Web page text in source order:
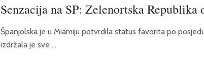
Senzacija na SP: Zelenortska
Španjolska je u Miamiju potvrdila status favorita po
izdržala je sve ...